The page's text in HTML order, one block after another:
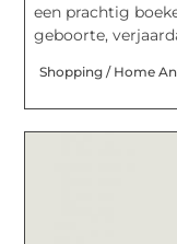
een prachtig
geboorte,
Shopping / Home